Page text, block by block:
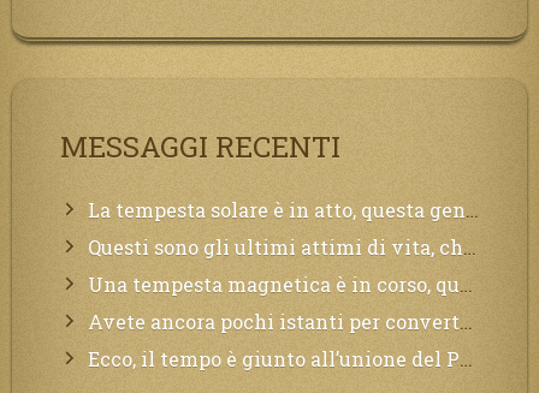
MESSAGGI RECENTI
La tempesta solare è in atto, questa generazione soffrirà molto, la Terra arderà, l’acqua sarà contaminata, il cibo non sarà più nelle vostre mense.
Questi sono gli ultimi attimi di vita, chi si vuole salvare Mi chiami in suo aiuto.
Una tempesta magnetica è in corso, questa generazione patirà. Il black out non tarderà ad arrivare e tutta la Terra sarà oscurata.
Avete ancora pochi istanti per convertirvi, non perdete tempo, la sciagura arriverà all’improvviso e per chi non si sarà preparato saranno dolori.
Ecco, il tempo è giunto all’unione del Padre con il figlio, non avete che da attendere pochissimo.